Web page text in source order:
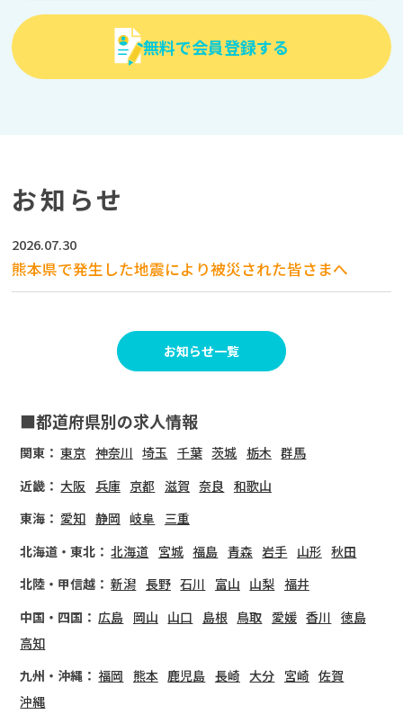
無料で会員登録する
お知らせ
2026.07.30
熊本県で発生した地震により被災された皆さまへ
お知らせ一覧
■都道府県別の求人情報
関東： 東京 神奈川 埼玉 千葉 茨城 栃木 群馬
近畿： 大阪 兵庫 京都 滋賀 奈良 和歌山
東海： 愛知 静岡 岐阜
三重
北海道・東北： 北海道 宮城 福島 青森 岩手 山形 秋田
北陸・甲信越： 新潟 長野 石川 富山 山梨 福井
中国・四国： 広島 岡山 山口 島根 鳥取 愛媛 香川 徳島
高知
九州・沖縄： 福岡 熊本 鹿児島 長崎 大分 宮崎 佐賀
沖縄